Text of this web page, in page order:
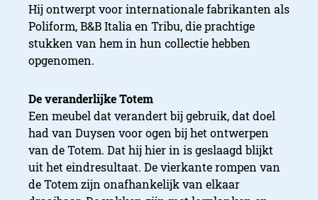
Hij ontwerpt voor internationale fabrikanten als
Poliform, B&B Italia en Tribu, die prachtige
stukken van hem in hun collectie hebben
opgenomen.
De veranderlijke Totem
Een meubel dat verandert bij gebruik, dat doel
had van Duysen voor ogen bij het ontwerpen
van de Totem. Dat hij hier in is geslaagd blijkt
uit het eindresultaat. De vierkante rompen van
de Totem zijn onafhankelijk van elkaar